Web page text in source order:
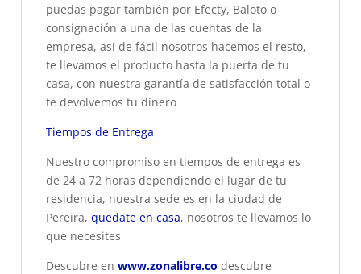
puedas pagar también por Efecty, Baloto o
consignación a una de las cuentas de la
empresa, así de fácil nosotros hacemos el resto,
te llevamos el producto hasta la puerta de tu
casa, con nuestra garantía de satisfacción total o
te devolvemos tu dinero
Tiempos de Entrega
Nuestro compromiso en tiempos de entrega es
de 24 a 72 horas dependiendo el lugar de tu
residencia, nuestra sede es en la ciudad de
Pereira, quedate en casa, nosotros te llevamos lo
que necesites
Descubre en www.zonalibre.co descubre